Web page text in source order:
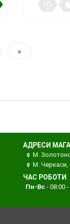
»
АДРЕСИ
М.
М. Черкаси,
ЧАС РОБОТИ
Пн-Вс - 08:00 -